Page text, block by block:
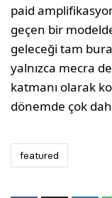
paid
geçen bir
geleceği tam
yalnızca mecra
katmanı olarak
dönemde çok
featured